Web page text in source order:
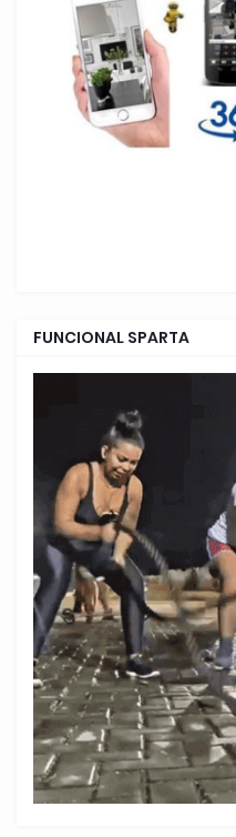
FUNCIONAL SPARTA